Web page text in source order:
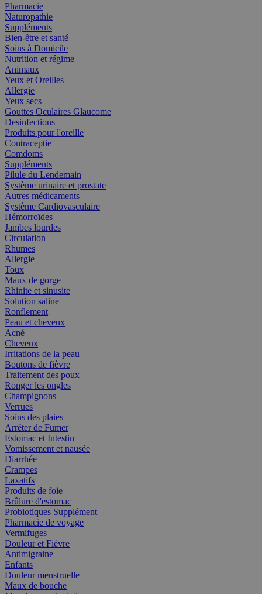
Pharmacie
Naturopathie
Suppléments
Bien-être et santé
Soins à Domicile
Nutrition et régime
Animaux
Yeux et Oreilles
Allergie
Yeux secs
Gouttes Oculaires Glaucome
Desinfections
Produits pour l'oreille
Contraceptie
Comdoms
Suppléments
Pilule du Lendemain
Système urinaire et prostate
Autres médicaments
Système Cardiovasculaire
Hémorroïdes
Jambes lourdes
Circulation
Rhumes
Allergie
Toux
Maux de gorge
Rhinite et sinusite
Solution saline
Ronflement
Peau et cheveux
Acné
Cheveux
Irritations de la peau
Boutons de fièvre
Traitement des poux
Ronger les ongles
Champignons
Verrues
Soins des plaies
Arrêter de Fumer
Estomac et Intestin
Vomissement et nausée
Diarrhée
Crampes
Laxatifs
Produits de foie
Brûlure d'estomac
Probiotiques Supplément
Pharmacie de voyage
Vermifuges
Douleur et Fièvre
Antimigraine
Enfants
Douleur menstruelle
Maux de bouche